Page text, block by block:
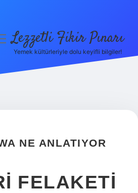
Lezzetli Fikir Pınarı
Yemek kültürleriyle dolu keyifli bilgiler!
NE ANLATIYOR
FELAKETI